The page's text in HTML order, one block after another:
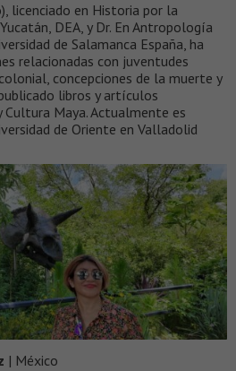
licenciado en Historia por la
DEA, y Dr. En Antropología
de Salamanca España, ha
relacionadas con juventudes
concepciones de la muerte y
libros y artículos
Cultura Maya. Actualmente es
de Oriente en Valladolid
| México